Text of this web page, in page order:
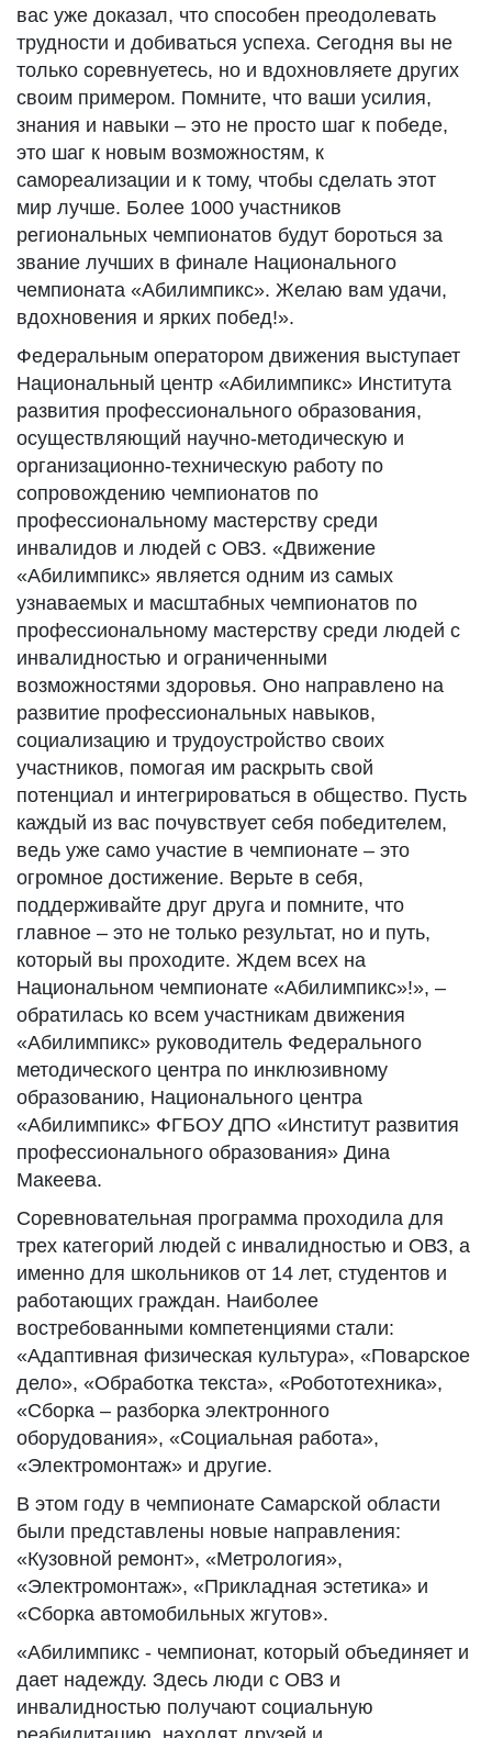
вас уже доказал, что способен преодолевать
трудности и добиваться успеха. Сегодня вы не
только соревнуетесь, но и вдохновляете других
своим примером. Помните, что ваши усилия,
знания и навыки – это не просто шаг к победе,
это шаг к новым возможностям, к
самореализации и к тому, чтобы сделать этот
мир лучше. Более 1000 участников
региональных чемпионатов будут бороться за
звание лучших в финале Национального
чемпионата «Абилимпикс». Желаю вам удачи,
вдохновения и ярких побед!».
Федеральным оператором движения выступает
Национальный центр «Абилимпикс» Института
развития профессионального образования,
осуществляющий научно-методическую и
организационно-техническую работу по
сопровождению чемпионатов по
профессиональному мастерству среди
инвалидов и людей с ОВЗ. «Движение
«Абилимпикс» является одним из самых
узнаваемых и масштабных чемпионатов по
профессиональному мастерству среди людей с
инвалидностью и ограниченными
возможностями здоровья. Оно направлено на
развитие профессиональных навыков,
социализацию и трудоустройство своих
участников, помогая им раскрыть свой
потенциал и интегрироваться в общество. Пусть
каждый из вас почувствует себя победителем,
ведь уже само участие в чемпионате – это
огромное достижение. Верьте в себя,
поддерживайте друг друга и помните, что
главное – это не только результат, но и путь,
который вы проходите. Ждем всех на
Национальном чемпионате «Абилимпикс»!», –
обратилась ко всем участникам движения
«Абилимпикс» руководитель Федерального
методического центра по инклюзивному
образованию, Национального центра
«Абилимпикс» ФГБОУ ДПО «Институт развития
профессионального образования» Дина
Макеева.
Соревновательная программа проходила для
трех категорий людей с инвалидностью и ОВЗ, а
именно для школьников от 14 лет, студентов и
работающих граждан. Наиболее
востребованными компетенциями стали:
«Адаптивная физическая культура», «Поварское
дело», «Обработка текста», «Робототехника»,
«Сборка – разборка электронного
оборудования», «Социальная работа»,
«Электромонтаж» и другие.
В этом году в чемпионате Самарской области
были представлены новые направления:
«Кузовной ремонт», «Метрология»,
«Электромонтаж», «Прикладная эстетика» и
«Сборка автомобильных жгутов».
«Абилимпикс - чемпионат, который объединяет и
дает надежду. Здесь люди с ОВЗ и
инвалидностью получают социальную